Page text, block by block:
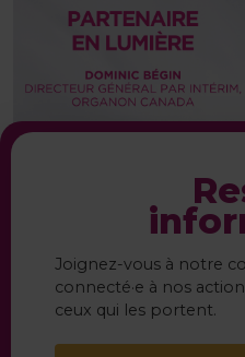
avec Dominic
intérim,
Joignez-vous à notre
connecté·e à nos
ceux qui les portent.